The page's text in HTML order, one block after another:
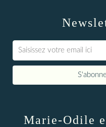
Marie-Odile